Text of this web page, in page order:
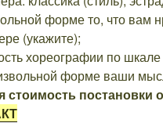
форме то, что вам
(укажите);
хореографии по
форме ваши
стоимость